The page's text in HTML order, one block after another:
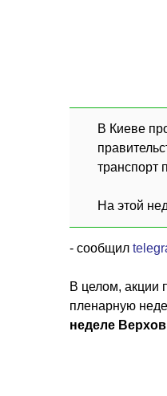
В Киеве
транспорт
На этой
- сообщил
В целом, акции
пленарную
неделе